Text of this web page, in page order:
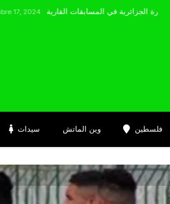
سيدات وين الماتش فلسطين